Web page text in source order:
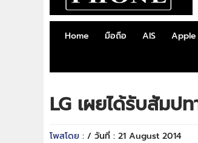
Home มือถือ AIS Apple
LG เผยได้รับสัมป
โพสโดย : / วันที่ : 21 August 2014